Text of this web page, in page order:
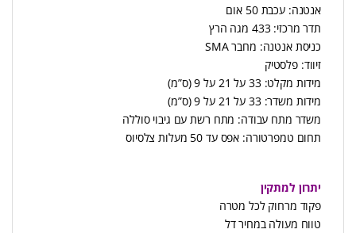
אנטנה: עכבת 50 אום
תדר מרכזי: 433 מגה הרץ
כניסת אנטנה: מחבר SMA
זיווד: פלסטיק
מידות מקלט: 33 על 21 על 9 (ס”מ)
מידות משדר: 33 על 21 על 9 (ס”מ)
משדר מתח עבודה: מתח רשת עם גיבוי סוללה
תחום טמפרטורה: אפס עד 50 מעלות צלסיוס
יתרון למתקין
פקוד מרחוק לכל מטרה
טווח מעולה במחיר דל